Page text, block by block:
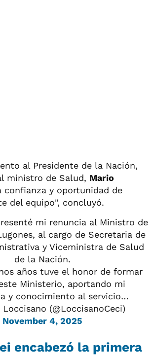
al Presidente de la Nación,
ministro de Salud, Mario
confianza y oportunidad de
del equipo", concluyó.
mi renuncia al Ministro de
al cargo de Secretaria de
y Viceministra de Salud
de la Nación.
años tuve el honor de formar
Ministerio, aportando mi
y conocimiento al servicio…
(@LoccisanoCeci)
November 4, 2025
encabezó la primera